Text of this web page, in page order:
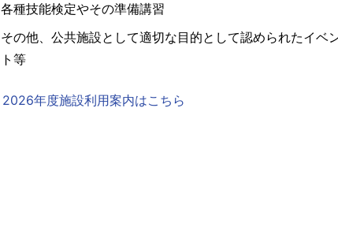
各種技能検定やその準備講習
その他、公共施設として適切な目的として認められたイベ
ト等
2026年度施設利用案内はこちら